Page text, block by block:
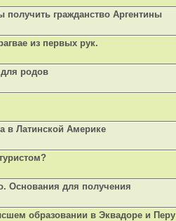
гражданство Аргентины
из первых рук.
для родов
в Латинской Америке
Основания для получения
образовании в Эквадоре и Перу